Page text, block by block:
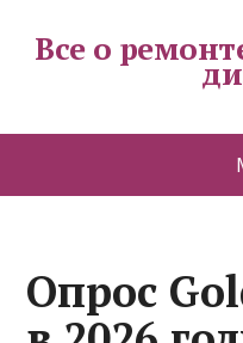
Все о
Опрос